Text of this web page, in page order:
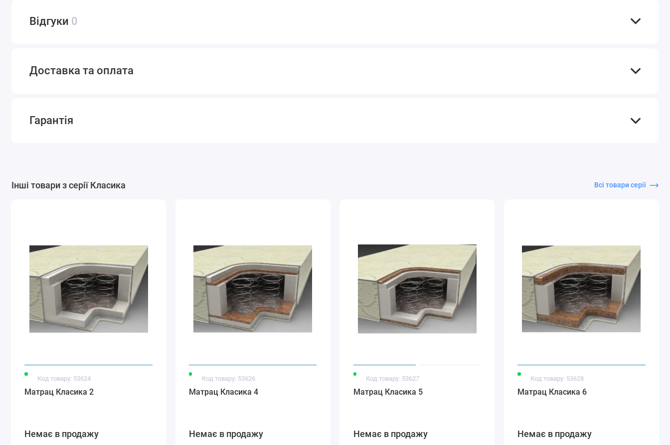
Відгуки 0
Доставка та оплата
Гарантія
Інші товари з серії Класика Всі товари серії
Код товару: 53624
Матрац Класика 2
Немає в продажу
Код товару: 53626
Матрац Класика 4
Немає в продажу
Код товару: 53627
Матрац Класика 5
Немає в продажу
Код товару: 53628
Матрац Класика 6
Немає в продажу